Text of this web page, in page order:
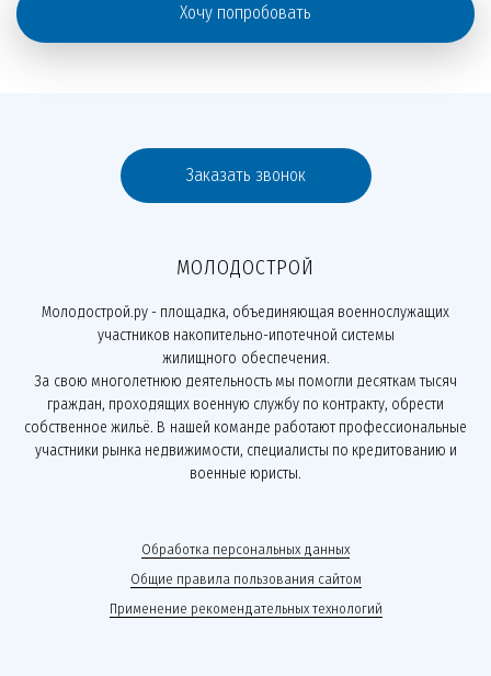
Хочу попробовать
Заказать звонок
МОЛОДОСТРОЙ
Молодострой.ру - площадка, объединяющая военнослужащих
участников накопительно-ипотечной системы
жилищного обеспечения.
За свою многолетнюю деятельность мы помогли десяткам тысяч
граждан, проходящих военную службу по контракту, обрести
собственное жильё. В нашей команде работают профессиональные
участники рынка недвижимости, специалисты по кредитованию и
военные юристы.
Обработка персональных данных
Общие правила пользования сайтом
Применение рекомендательных технологий